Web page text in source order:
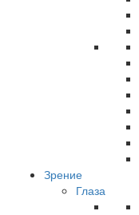
Зрение
Глаза